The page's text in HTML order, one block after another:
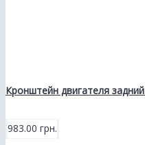
Кронштейн двигателя
983.00 грн.